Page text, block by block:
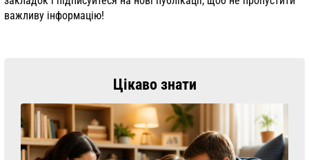
важливу інформацію!
Цікаво знати